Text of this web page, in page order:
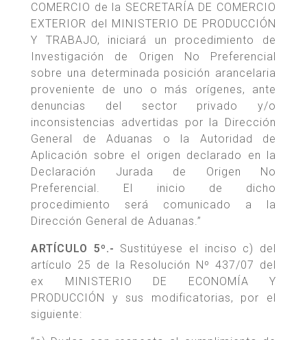
COMERCIO de la SECRETARÍA DE COMERCIO
EXTERIOR del MINISTERIO DE PRODUCCIÓN
Y TRABAJO, iniciará un procedimiento de
Investigación de Origen No Preferencial
sobre una determinada posición arancelaria
proveniente de uno o más orígenes, ante
denuncias del sector privado y/o
inconsistencias advertidas por la Dirección
General de Aduanas o la Autoridad de
Aplicación sobre el origen declarado en la
Declaración Jurada de Origen No
Preferencial. El inicio de dicho
procedimiento será comunicado a la
Dirección General de Aduanas.”
ARTÍCULO 5º.- Sustitúyese el inciso c) del
artículo 25 de la Resolución Nº 437/07 del
ex MINISTERIO DE ECONOMÍA Y
PRODUCCIÓN y sus modificatorias, por el
siguiente: